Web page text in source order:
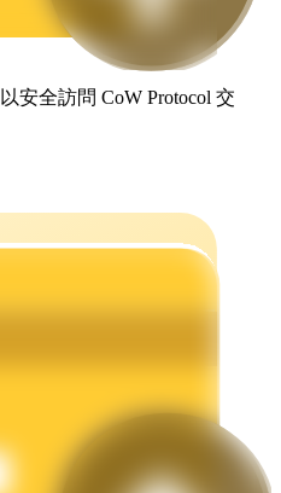
安全訪問 CoW Protocol 交